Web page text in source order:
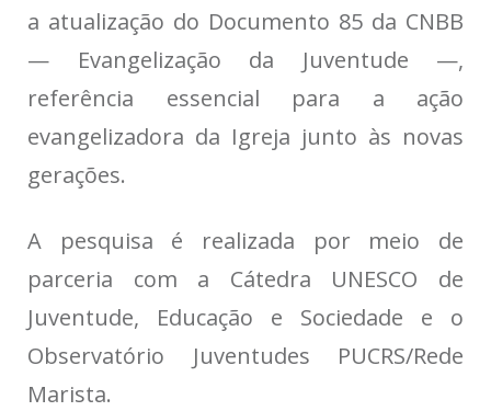
a atualização do Documento 85 da CNBB
— Evangelização da Juventude —,
referência essencial para a ação
evangelizadora da Igreja junto às novas
gerações.
A pesquisa é realizada por meio de
parceria com a Cátedra UNESCO de
Juventude, Educação e Sociedade e o
Observatório Juventudes PUCRS/Rede
Marista.